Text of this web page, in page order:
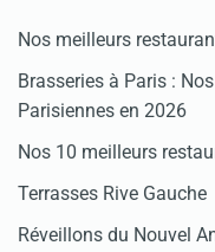
Nos meilleurs
Brasseries à Paris :
Parisiennes en 2026
Nos 10 meilleurs
Terrasses Rive Gauche
Réveillons du Nouvel